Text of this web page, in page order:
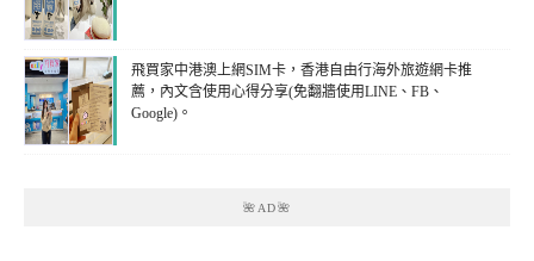
飛買家中港澳上網SIM卡，香港自由行海外旅遊網卡推
薦，內文含使用心得分享(免翻牆使用LINE、FB、
Google)。
🌺AD🌺